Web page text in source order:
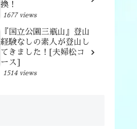
換！
1677 views
『国立公園三瓶山』登山
経験なしの素人が登山し
てきました！[夫婦松コ
ース]
1514 views